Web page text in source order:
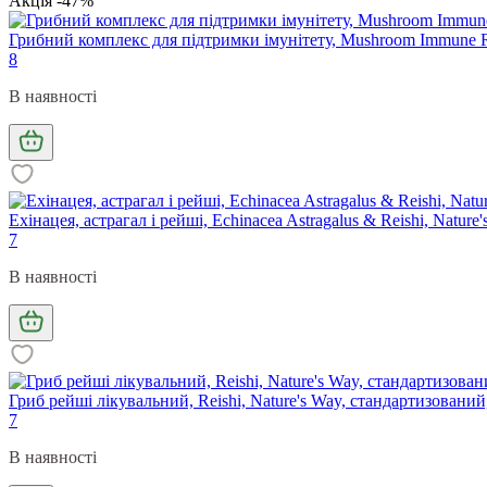
Грибний комплекс для підтримки імунітету, Mushroom Immune
8
В наявності
Ехінацея, астрагал і рейші, Echinacea Astragalus & Reishi,
7
В наявності
Гриб рейші лікувальний, Reishi, Nature's Way,
7
В наявності